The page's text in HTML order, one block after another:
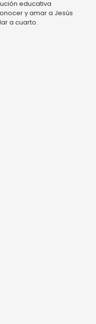
educativa
y amar a Jesús
a cuarto.